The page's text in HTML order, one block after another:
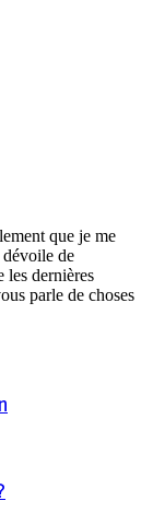
que je me
dévoile de
les dernières
parle de choses